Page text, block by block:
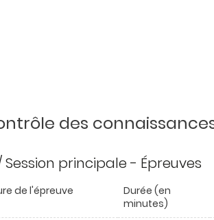
des
principale - Épreuves
de l'épreuve
Durée (en
minutes)